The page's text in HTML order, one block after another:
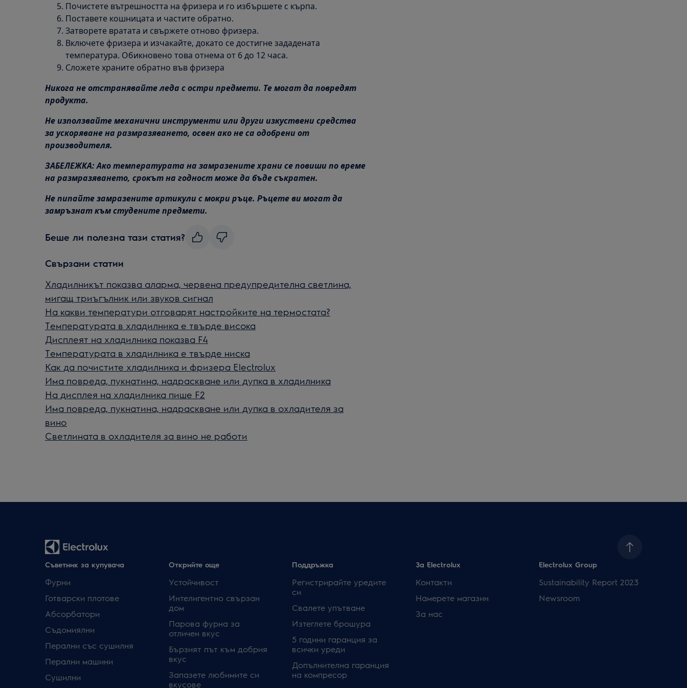
Почистете вътрешността на фризера и го избършете с кърпа.
Поставете кошницата и частите обратно.
Затворете вратата и свържете отново фризера.
Включете фризера и изчакайте, докато се достигне зададената
температура. Обикновено това отнема от 6 до 12 часа.
Сложете храните обратно във фризера
Никога не отстранявайте леда с остри предмети. Те могат да повредят
продукта.
Не използвайте механични инструменти или други изкуствени средства
за ускоряване на размразяването, освен ако не са одобрени от
производителя.
ЗАБЕЛЕЖКА: Ако температурата на замразените храни се повиши по време
на размразяването, срокът на годност може да бъде съкратен.
Не пипайте замразените артикули с мокри ръце. Ръцете ви могат да
замръзнат към студените предмети.
Беше ли полезна тази статия?
Свързани статии
Хладилникът показва аларма, червена предупредителна светлина,
мигащ триъгълник или звуков сигнал
На какви температури отговарят настройките на термостата?
Температурата в хладилника е твърде висока
Дисплеят на хладилника показва F4
Температурата в хладилника е твърде ниска
Как да почистите хладилника и фризера Electrolux
Има повреда, пукнатина, надраскване или дупка в хладилника
На дисплея на хладилника пише F2
Има повреда, пукнатина, надраскване или дупка в охладителя за
вино
Светлината в охладителя за вино не работи
Съветник за купувача
Фурни
Готварски плотове
Абсорбатори
Съдомиялни
Перални със сушилня
Перални машини
Сушилни
Открийте още
Устойчивост
Интелигентно свързан
дом
Парова фурна за
отличен вкус
Бързият път към добрия
вкус
Запазете любимите си
вкусове
Поддръжка
Регистрирайте уредите
си
Свалете упътване
Изтеглете брошура
5 години гаранция за
всички уреди
Допълнителна гаранция
на компресор
За Electrolux
Контакти
Намерете магазин
За нас
Electrolux Group
Sustainability Report 2023
Newsroom